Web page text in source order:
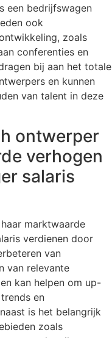
een bedrijfswagen
ook
zoals
conferenties en
bij aan het totale
en kunnen
van talent in deze
ontwerper
verhogen
salaris
marktwaarde
verdienen door
van
van relevante
kan helpen om up-
en
is het belangrijk
zoals